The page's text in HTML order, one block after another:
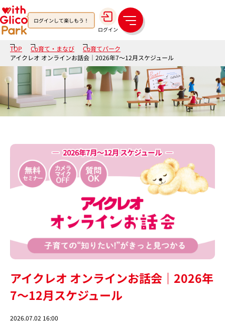
ログインして楽しもう！
ログイン
メ
ニ
ー
TOP Co育て・まなび
Co育てパーク
アイクレオ オンラインお話会｜2026年7～12月スケジュール
アイクレオ オンラインお話会｜2026年
7～12月スケジュール
2026.07.02 16:00